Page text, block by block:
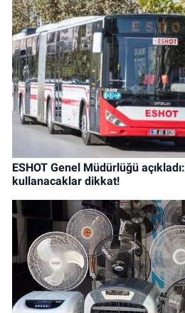
ESHOT Genel Müdürlüğü
kullanacaklar dikkat!